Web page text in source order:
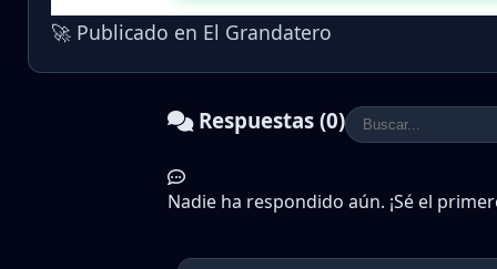
🚀 Publicado en El Grandatero
Respuestas (0)
Nadie ha respondido aún. ¡Sé el